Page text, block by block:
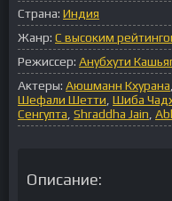
Страна: Индия
Жанр: С высоким
Режиссер: Анубхути
Актеры: Аюшманн Кхурана
Шефали Шетти Шиба
Сенгупта Shraddha Jain
Описание: